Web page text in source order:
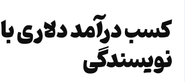
کسب درآمد دلاری با
نویسندگی